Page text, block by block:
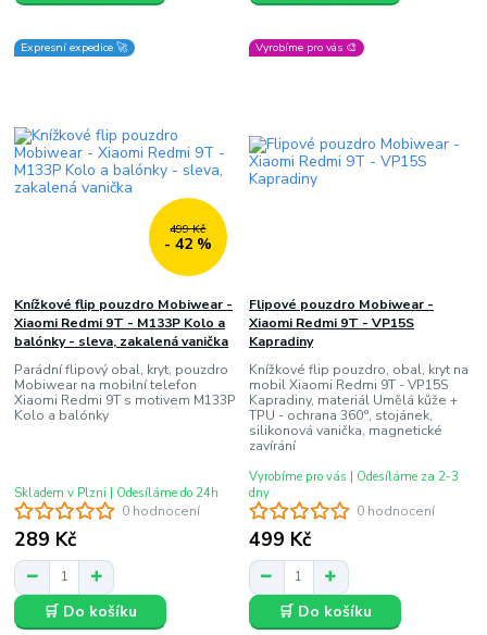
Expresní expedice 🚀
499 Kč
- 42 %
0 hodnocení
Knížkové flip pouzdro Mobiwear -
Xiaomi Redmi 9T - M133P Kolo a
balónky - sleva, zakalená vanička
Parádní flipový obal, kryt, pouzdro
Mobiwear na mobilní telefon
Xiaomi Redmi 9T s motivem M133P
Kolo a balónky
289 Kč
Skladem v Plzni | Odesíláme do 24h
🛒 Do košíku
Vyrobíme pro vás 🎨
0 hodnocení
Flipové pouzdro Mobiwear -
Xiaomi Redmi 9T - VP15S
Kapradiny
Knížkové flip pouzdro, obal, kryt na
mobil Xiaomi Redmi 9T - VP15S
Kapradiny, materiál Umělá kůže +
TPU - ochrana 360°, stojánek,
silikonová vanička, magnetické
zavírání
499 Kč
Vyrobíme pro vás | Odesíláme za 2-3
dny
🛒 Do košíku